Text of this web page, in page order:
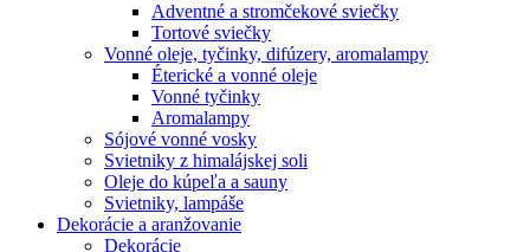
Adventné a stromčekové sviečky
Tortové sviečky
Vonné oleje, tyčinky, difúzery, aromalampy
Éterické a vonné oleje
Vonné tyčinky
Aromalampy
Sójové vonné vosky
Svietniky z himalájskej soli
Oleje do kúpeľa a sauny
Svietniky, lampáše
Dekorácie a aranžovanie
Dekorácie